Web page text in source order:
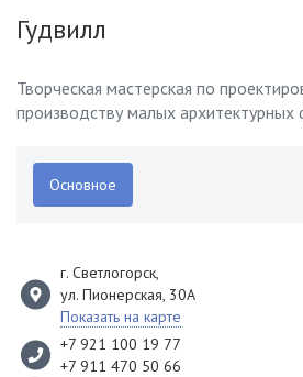
Гудвилл
Творческая мастерская по
производству малых архитектурных
Основное
г. Светлогорск,
ул. Пионерская, 30А
Показать на карте
+7 921 100 19 77
+7 911 470 50 66